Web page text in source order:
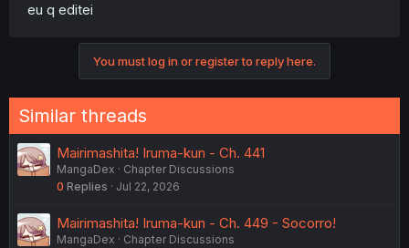
eu q editei
You must log in or register to reply here.
Similar threads
Mairimashita! Iruma-kun - Ch. 441
MangaDex
Chapter Discussions
0 Replies Jul 22, 2026
Mairimashita! Iruma-kun - Ch. 449 - Socorro!
MangaDex
Chapter Discussions